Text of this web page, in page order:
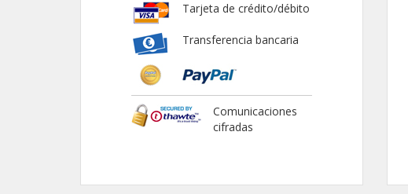
Tarjeta de crédito/débito
Transferencia bancaria
Comunicaciones
cifradas